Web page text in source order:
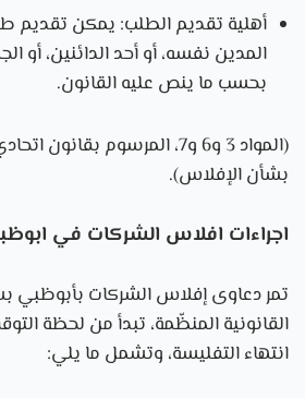
أهلية تقديم الطلب: يمكن تقديم
المدين نفسه، أو أحد الدائنين، أو
بحسب ما ينص عليه القانون.
بشأن الإفلاس).
اجراءات افلاس الشركات في
تمر دعاوى إفلاس الشركات بأبوظبي
القانونية المنظّمة، تبدأ من لحظة
انتهاء التفليسة، وتشمل ما يلي: